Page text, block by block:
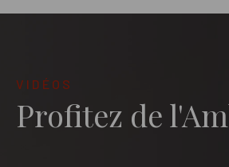
VIDÉOS
Profitez de